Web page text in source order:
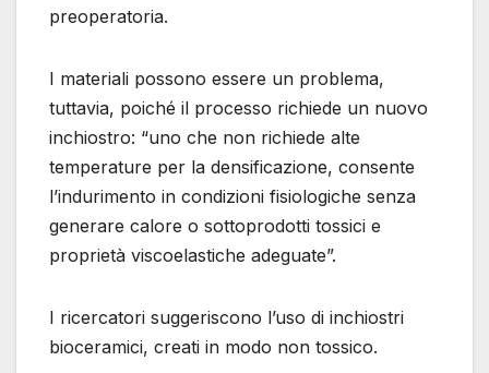
preoperatoria.
I materiali possono essere un problema,
tuttavia, poiché il processo richiede un nuovo
inchiostro: “uno che non richiede alte
temperature per la densificazione, consente
l’indurimento in condizioni fisiologiche senza
generare calore o sottoprodotti tossici e
proprietà viscoelastiche adeguate”.
I ricercatori suggeriscono l’uso di inchiostri
bioceramici, creati in modo non tossico.